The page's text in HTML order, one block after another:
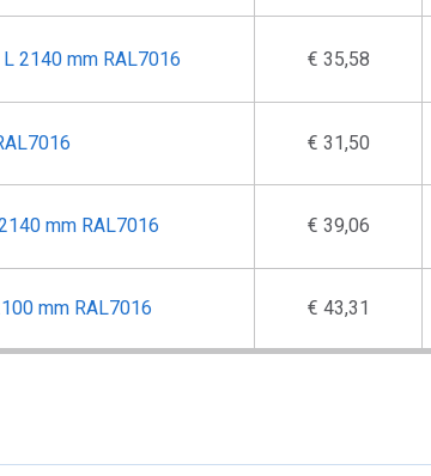
2140 mm RAL7016 € 35,58
€ 31,50
mm RAL7016 € 39,06
mm RAL7016 € 43,31